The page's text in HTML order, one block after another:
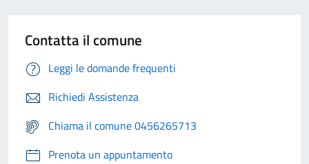
Contatta il comune
Leggi le domande frequenti
Richiedi Assistenza
Chiama il comune 0456265713
Prenota un appuntamento